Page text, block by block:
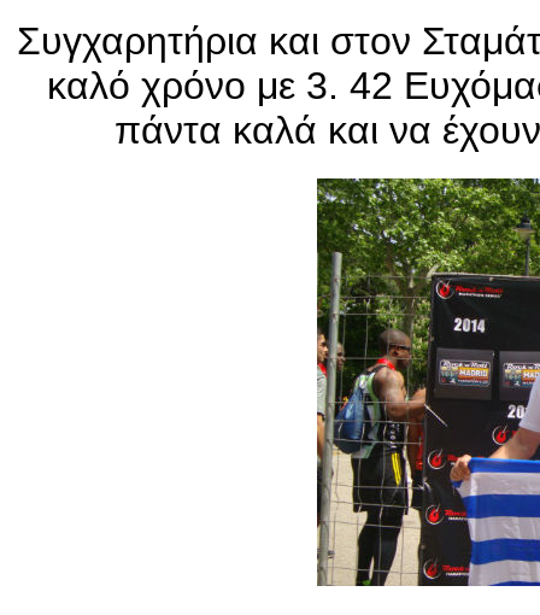
Συγχαρητήρια και στον
καλό χρόνο με 3. 42
πάντα καλά και να